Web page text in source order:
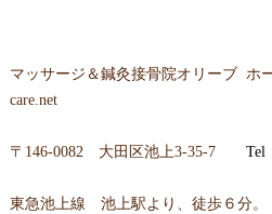
マッサージ＆鍼灸接骨院オリーブ ホ
care.net
〒 146-0082 大田区池上3-35-7Tel
東急池上線 池上駅より、徒歩６分。